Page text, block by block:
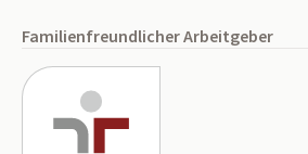
Familienfreundlicher Arbeitgeber